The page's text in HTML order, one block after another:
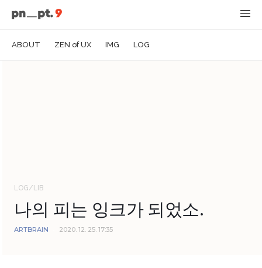
ABOUT ZEN of UX IMG LOG
LOG/LIB
나의 피는 잉크가 되었소.
ARTBRAIN 2020. 12. 25. 17:35